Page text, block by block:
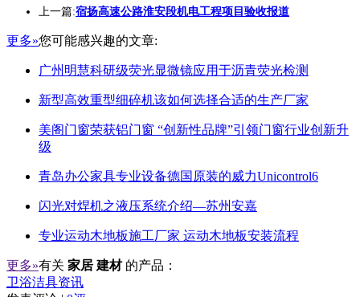
上一篇:宿扬高速公路淮安段机电工程项目验收报道
更多»您可能感兴趣的文章:
广州明慧科研级荧光显微镜应用于沥青荧光检测
新型高效重型细碎机该如何选择合适的生产厂家
美阁门窗荣获铝门窗 “创新性品牌”引领门窗行业创新升
级
青岛办公家具专业设备德国原装的威力Unicontrol6
闪光对焊机之液压系统介绍—苏州安嘉
专业运动木地板施工厂家 运动木地板安装流程
更多»有关 家居 建材 的产品：
卫浴洁具资讯